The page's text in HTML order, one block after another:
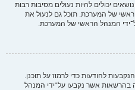
יכולים להיות נעולים מסיבות רבות
של המערכת. תוכל גם לנעול את
המנהל הראשי של המערכת.
להודעות כדי לרמוז על תוכנן.
בהרשאות אשר נקבעו על־ידי המנהל